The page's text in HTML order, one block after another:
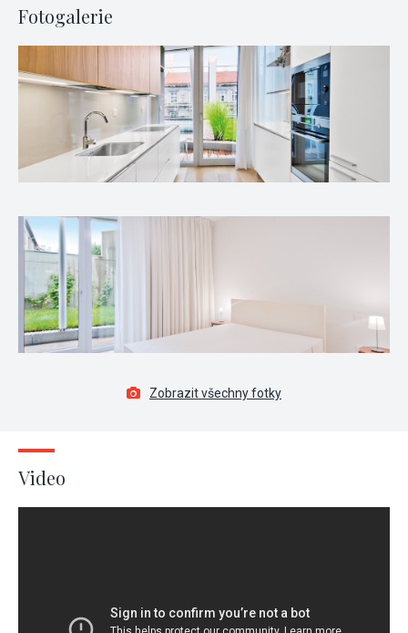
Fotogalerie
Zobrazit všechny fotky
Video